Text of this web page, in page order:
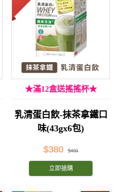
★滿12盒送搖搖杯★
乳清蛋白飲-抹茶拿鐵口
味(43gx6包)
$380 $400
立即搶購